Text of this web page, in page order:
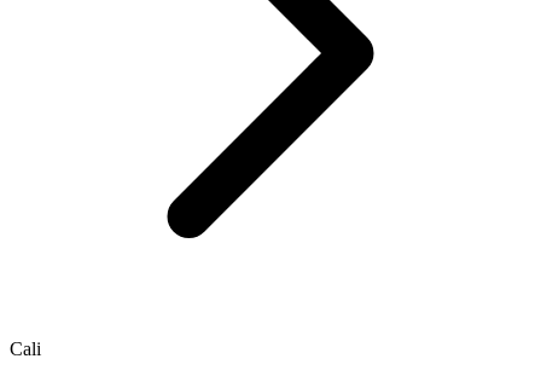
Cali